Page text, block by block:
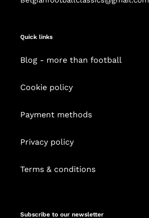
Quick links
Blog - more than football
Cookie policy
Payment methods
Privacy policy
Terms & conditions
Subscribe to our newsletter